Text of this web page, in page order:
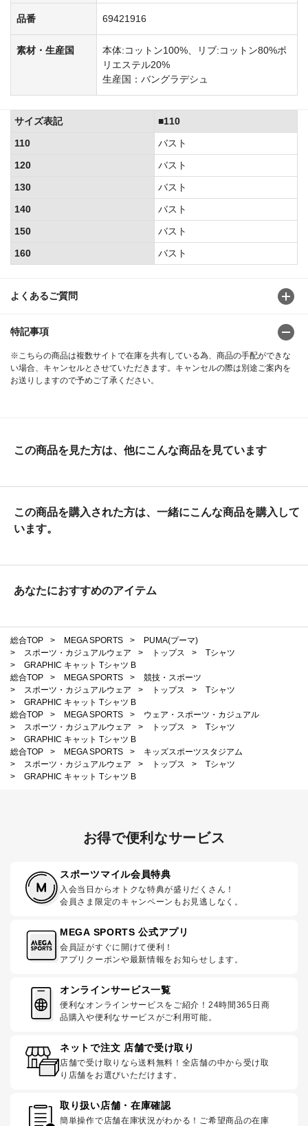
品番 69421916
素材・生産国
本体:コットン100%、リブ:コットン80%ポ
リエステル20%
生産国：バングラデシュ
よくあるご質問
特記事項
※こちらの商品は複数サイトで在庫を共有している為、商品の手配ができな
い場合、キャンセルとさせていただきます。キャンセルの際は別途ご案内を
お送りしますので予めご了承ください。
サイズ表記
■110
110
バスト
120
バスト
130
バスト
140
バスト
150
バスト
160
バスト
この商品を見た方は、他にこんな商品を見ています
この商品を購入された方は、一緒にこんな商品を購入して
います。
あなたにおすすめのアイテム
総合TOP > MEGA SPORTS >
PUMA(プーマ)
>
スポーツ・カジュアルウェア > トップス >
Tシャツ
>
GRAPHIC キャット Tシャツ B
総合TOP
> MEGA SPORTS >
競技・スポーツ
>
スポーツ・カジュアルウェア > トップス >
Tシャツ
>
GRAPHIC キャット Tシャツ B
総合TOP
> MEGA SPORTS >
ウェア・スポーツ・カジュアル
>
スポーツ・カジュアルウェア > トップス >
Tシャツ
>
GRAPHIC キャット Tシャツ B
総合TOP
> MEGA SPORTS >
キッズスポーツスタジアム
>
スポーツ・カジュアルウェア > トップス >
Tシャツ
>
GRAPHIC キャット Tシャツ B
お得で便利なサービス
スポーツマイル会員特典
入会当日からオトクな特典が盛りだくさん！
会員さま限定のキャンペーンもお見逃しなく。
MEGA SPORTS 公式アプリ
会員証がすぐに開けて便利！
アプリクーポンや最新情報をお知らせします。
オンラインサービス一覧
便利なオンラインサービスをご紹介！24時間365日商
品購入や便利なサービスがご利用可能。
ネットで注文 店舗で受け取り
店舗で受け取りなら送料無料！全店舗の中から受け取
り店舗をお選びいただけます。
取り扱い店舗・在庫確認
簡単操作で店舗在庫状況がわかる！ご希望商品の在庫